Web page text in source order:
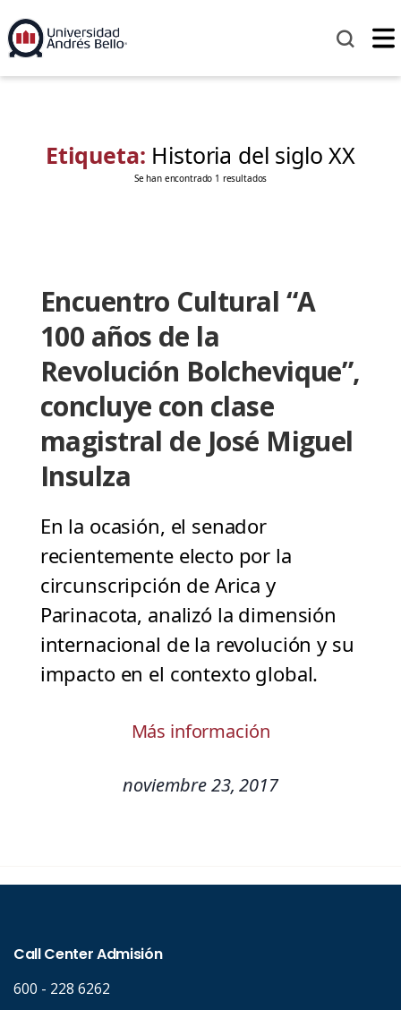
Etiqueta: Historia del siglo XX
Se han encontrado 1 resultados
Encuentro Cultural “A
100 años de la
Revolución Bolchevique”,
concluye con clase
magistral de José Miguel
Insulza
En la ocasión, el senador
recientemente electo por la
circunscripción de Arica y
Parinacota, analizó la dimensión
internacional de la revolución y su
impacto en el contexto global.
Más información
noviembre 23, 2017